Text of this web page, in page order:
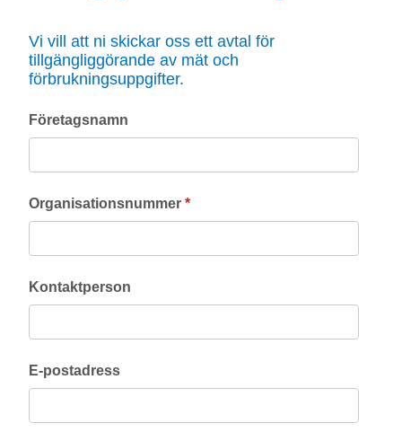
Vi vill att ni skickar oss ett avtal för
tillgängliggörande av mät och
förbrukningsuppgifter.
Företagsnamn
Organisationsnummer *
Kontaktperson
E-postadress